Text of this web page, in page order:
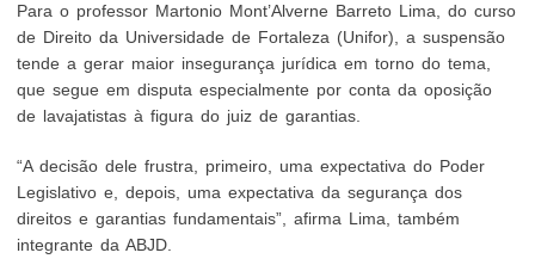
Para o professor Martonio Mont’Alverne Barreto Lima, do curso
de Direito da Universidade de Fortaleza (Unifor), a suspensão
tende a gerar maior insegurança jurídica em torno do tema,
que segue em disputa especialmente por conta da oposição
de lavajatistas à figura do juiz de garantias.
“A decisão dele frustra, primeiro, uma expectativa do Poder
Legislativo e, depois, uma expectativa da segurança dos
direitos e garantias fundamentais”, afirma Lima, também
integrante da ABJD.